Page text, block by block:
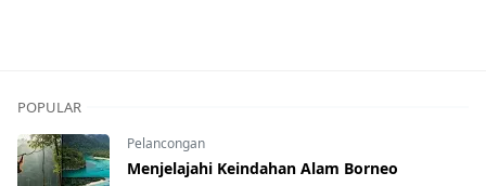
POPULAR
Pelancongan
Menjelajahi Keindahan Alam Borneo